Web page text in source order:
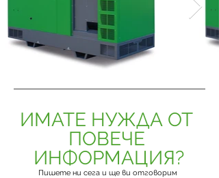
ИМАТЕ НУЖДА ОТ
ПОВЕЧЕ
ИНФОРМАЦИЯ?
Пишете ни сега и ще ви отговорим